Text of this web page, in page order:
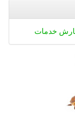
خدمات